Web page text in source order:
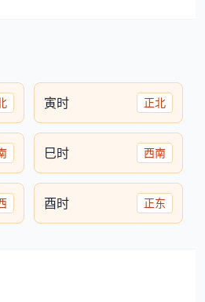
寅时 正北
巳时 西南
酉时 正东